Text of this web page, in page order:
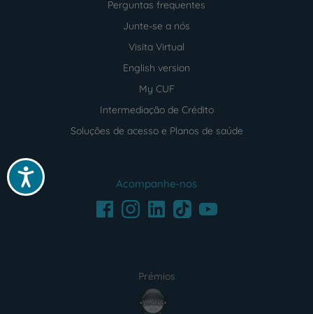
Acessibilidade
Perguntas frequentes
Junte-se a nós
Visita Virtual
English version
My CUF
Intermediação de Crédito
Soluções de acesso e Planos de saúde
Acompanhe-nos
FacebookInstagramLinkedInTikTokYoutube
Prémios
award4